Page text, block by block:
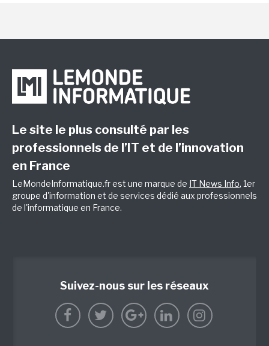
Le site le plus consulté par les
professionnels de l’IT et de l’innovation
en France
LeMondeInformatique.fr est une marque de IT News Info, 1er
groupe d'information et de services dédié aux professionnels
de l'informatique en France.
Suivez-nous sur les réseaux